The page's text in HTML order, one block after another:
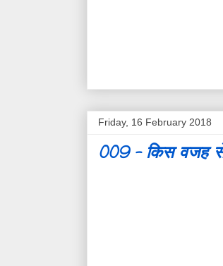
Friday, 16 February 2018
009 - किस वजह